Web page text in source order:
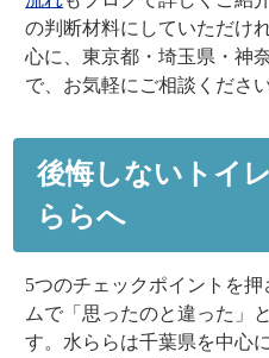
の判断材料にしていただけ
心に、東京都・埼玉県・神
で、お気軽にご相談ください
後悔しないトイ
ららへ
5つのチェックポイントを
ムで「思ったのと違った」
す。水ららは千葉県を中心